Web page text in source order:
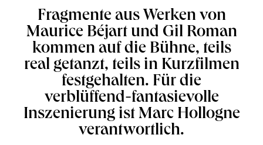
Fragmente aus Werken von
Maurice Béjart und Gil Roman
kommen auf die Bühne, teils
real getanzt, teils in Kurzfilmen
festgehalten. Für die
verblüffend-fantasievolle
Inszenierung ist Marc Hollogne
verantwortlich.